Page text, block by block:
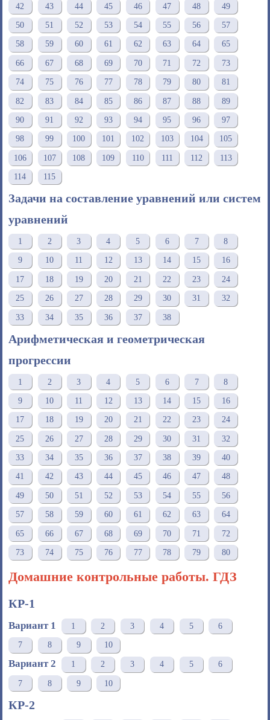
42 43 44 45 46 47 48 49
50 51 52 53 54 55 56 57
58 59 60 61 62 63 64 65
66 67 68 69 70 71 72 73
74 75 76 77 78 79 80 81
82 83 84 85 86 87 88 89
90 91 92 93 94 95 96 97
98 99 100 101 102 103 104 105
106 107 108 109 110 111 112 113
114 115
Задачи на составление уравнений или систем
уравнений
1 2 3 4 5 6 7 8
9 10 11 12 13 14 15 16
17 18 19 20 21 22 23 24
25 26 27 28 29 30 31 32
33 34 35 36 37 38
Арифметическая и геометрическая
прогрессии
1 2 3 4 5 6 7 8
9 10 11 12 13 14 15 16
17 18 19 20 21 22 23 24
25 26 27 28 29 30 31 32
33 34 35 36 37 38 39 40
41 42 43 44 45 46 47 48
49 50 51 52 53 54 55 56
57 58 59 60 61 62 63 64
65 66 67 68 69 70 71 72
73 74 75 76 77 78 79 80
Домашние контрольные работы. ГДЗ
КР-1
Вариант 1 1 2 3 4 5 6
7 8 9 10
Вариант 2 1 2 3 4 5 6
7 8 9 10
КР-2